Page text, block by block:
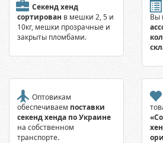
Секенд хенд
сортирован в мешки 2, 5 и
10кг, мешки прозрачные и
закрыты пломбами.
Вы
Оптовикам
обеспечиваем поставки
секенд хенда по Украине
на собственном
транспорте.